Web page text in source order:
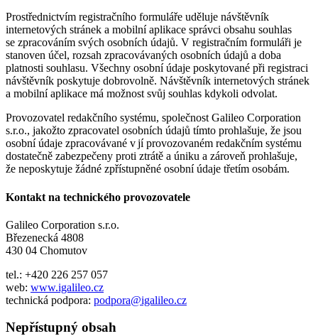
Prostřednictvím registračního formuláře uděluje návštěvník
internetových stránek a mobilní aplikace správci obsahu souhlas
se zpracováním svých osobních údajů. V registračním formuláři je
stanoven účel, rozsah zpracovávaných osobních údajů a doba
platnosti souhlasu. Všechny osobní údaje poskytované při registraci
návštěvník poskytuje dobrovolně. Návštěvník internetových stránek
a mobilní aplikace má možnost svůj souhlas kdykoli odvolat.
Provozovatel redakčního systému, společnost Galileo Corporation
s.r.o., jakožto zpracovatel osobních údajů tímto prohlašuje, že jsou
osobní údaje zpracovávané v jí provozovaném redakčním systému
dostatečně zabezpečeny proti ztrátě a úniku a zároveň prohlašuje,
že neposkytuje žádné zpřístupněné osobní údaje třetím osobám.
Kontakt na technického provozovatele
Galileo Corporation s.r.o.
Březenecká 4808
430 04 Chomutov
tel.: +420 226 257 057
web: www.igalileo.cz
technická podpora: podpora@igalileo.cz
Nepřístupný obsah